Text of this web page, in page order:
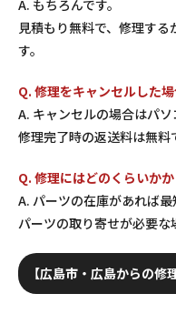
A. もちろんです。
見積もり無料で、修理す
す。
Q. 修理をキャンセルした
A. キャンセルの場合はパソ
修理完了時の返送料は無料
Q. 修理にはどのくらいか
A. パーツの在庫があれば最
パーツの取り寄せが必要な
【広島市・広島からの修